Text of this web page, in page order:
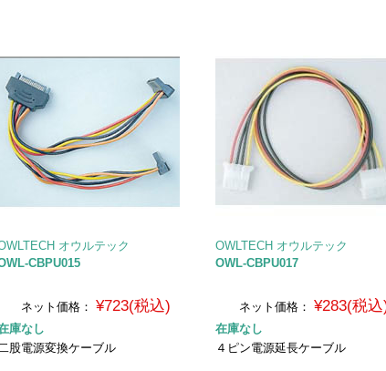
オウルテック
CBPU015
ネット価格： ¥723(税込)
庫なし
二股電源変換ケーブル
OWLTECH オウルテック
OWL-CBPU017
ネット価格： ¥283(税込
在庫なし
４ピン電源延長ケーブル